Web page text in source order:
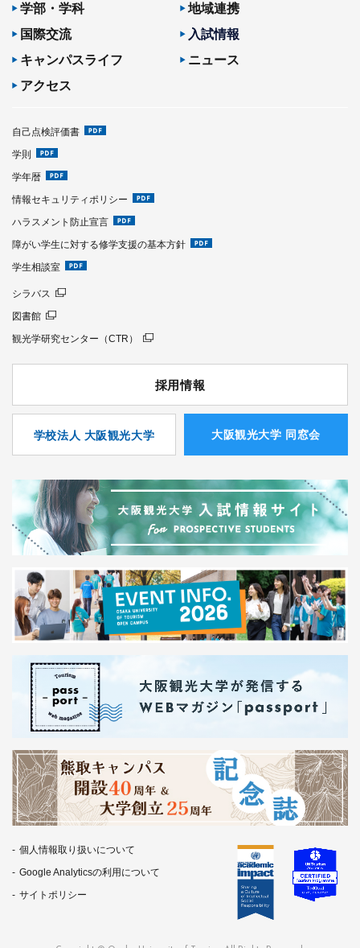
学部・学科
地域連携
国際交流
入試情報
キャンパスライフ
ニュース
アクセス
自己点検評価書
学則
学年暦
情報セキュリティポリシー
ハラスメント防止宣言
障がい学生に対する修学支援の基本方針
学生相談室
シラバス
図書館
観光学研究センター（CTR）
採用情報
学校法人 大阪観光大学 ⼤阪観光⼤学 同窓会
個人情報取り扱いについて
Google Analyticsの利用について
サイトポリシー